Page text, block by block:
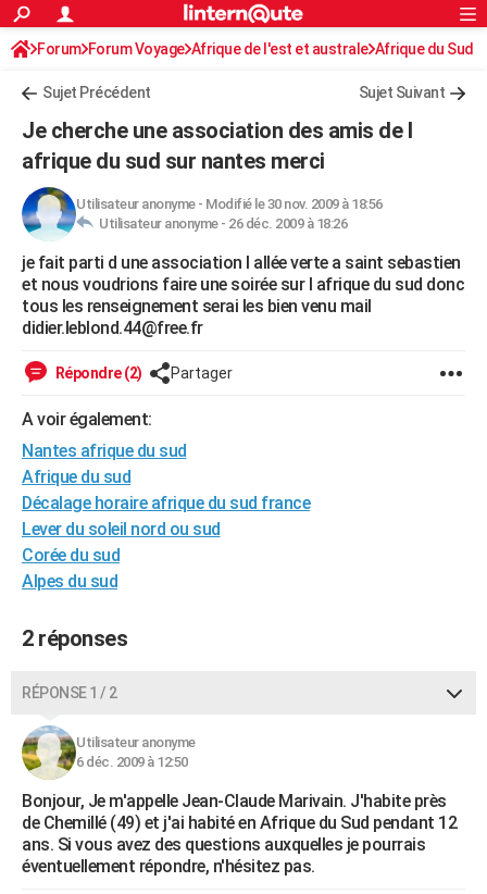
ACTUALITÉS
Politique
Société
Faits Divers
Education
Monde
Villes
+
Programme TV
Streaming
Cinéma
Sorties cinéma
Musique
FINANCE
Retraite
Impôts
Epargne
Immobilier
Risques naturels par ville
Banque
Assurance
Crédit
AUTO
Essais
Réserver un essai
Citadines
Berlines
SUV
Forum auto
HIGH-TECH
Mobiles
Meilleur smartphone
Internet
Ordinateurs
Jeux vidéo
Guide high-tech
+BRICOLAGE
Forum
Aménagement intérieur
Extérieur
Cuisine
Salle de bains
Jardinage
Rangement
WEEK-END
Guides de France
Escapades
Patrimoine
Expositions
Musées
Week-end nature
LIFESTYLE
Art de vivre
Bien-être
Loisirs
Mode
Modes de vie
SANTE
Alimentation
Guide de la santé
Maladies
Médicaments
Sommeil
VOYAGE
Destinations
City break
Voyage nature
Voyage de noces
Forum
Climat
+PHOTO
GUIDES D'ACHAT
CARTE DE VOEUX
Carte de Noël
Carte Bonne année
Carte Saint-Valentin
Carte Pâques
Carte d'anniversaire
DICTIONNAIRE
Dictionnaire
Biographies
Citations
Expressions
Proverbes
PROGRAMME TV
COPAINS D'AVANT
S'inscrire
Se connecter
Lycées
Collèges
Primaires
Universités
Entreprises
Service militaire
Avis de recherche
AVIS DE DÉCÈS
FORUM
Rechercher
S'inscrire
Connexion
Forum Forum Voyage Afrique de l'est et australe Afrique du Sud
Sujet Précédent Sujet Suivant
Je cherche une association des amis de l
afrique du sud sur nantes merci
Utilisateur anonyme- Modifié le 30 nov. 2009 à 18:56
Utilisateur anonyme - 26 déc. 2009 à 18:26
je fait parti d une association l allée verte a saint sebastien
et nous voudrions faire une soirée sur l afrique du sud donc
tous les renseignement serai les bien venu mail
didier.leblond.44@free.fr
Répondre (2) Partager
A voir également:
Nantes afrique du sud
Afrique du sud
Décalage horaire afrique du sud france
Lever du soleil nord ou sud
Corée du sud
Alpes du sud
2 réponses
RÉPONSE 1 / 2
Utilisateur anonyme
6 déc. 2009 à 12:50
Bonjour, Je m'appelle Jean-Claude Marivain. J'habite près
de Chemillé (49) et j'ai habité en Afrique du Sud pendant 12
ans. Si vous avez des questions auxquelles je pourrais
éventuellement répondre, n'hésitez pas.